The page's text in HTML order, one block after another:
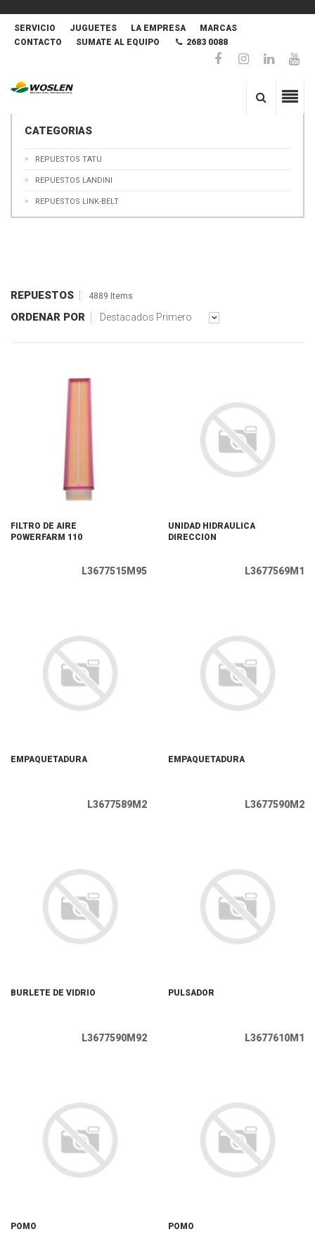
SERVICIO JUGUETES LA EMPRESA
MARCAS
CONTACTO
SUMATE AL EQUIPO 2683 0088
CATEGORIAS
REPUESTOS TATU
REPUESTOS LANDINI
REPUESTOS LINK-BELT
REPUESTOS 4889 Items
ORDENAR POR Destacados Primero
FILTRO DE AIRE
POWERFARM 110
L3677515M95
UNIDAD HIDRAULICA
DIRECCION
L3677569M1
EMPAQUETADURA
L3677589M2
EMPAQUETADURA
L3677590M2
BURLETE DE VIDRIO
L3677590M92
PULSADOR
L3677610M1
POMO POMO